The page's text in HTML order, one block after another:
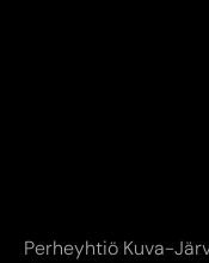
Perheyhtiö Kuva-